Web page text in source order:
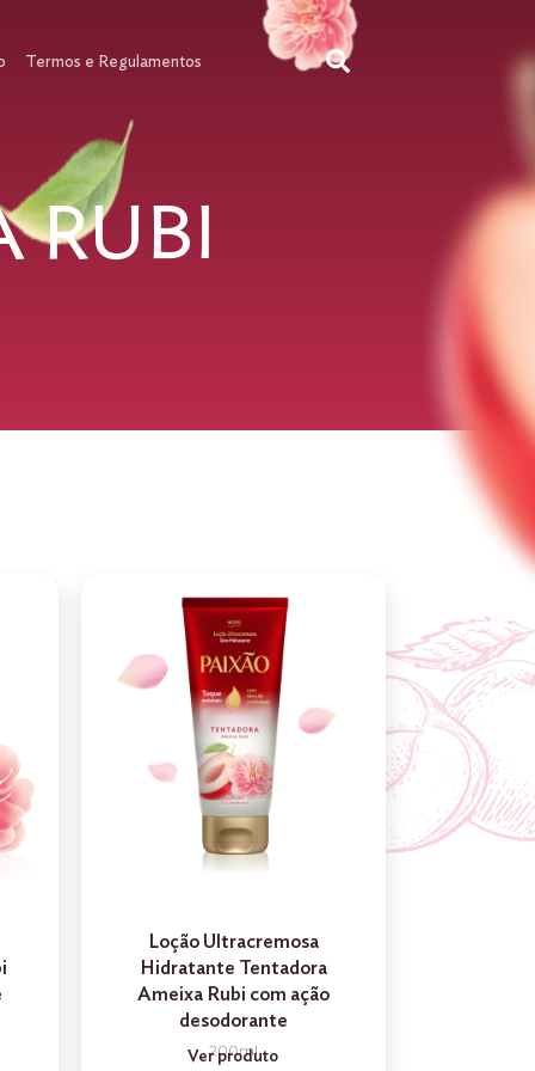
Termos e Regulamentos
RUBI
Loção Ultracremosa
Hidratante Tentadora
Ameixa Rubi com ação
desodorante
200ml
Ver produto